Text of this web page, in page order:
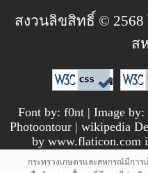
สงวนลิขสิทธิ์ © 2568
ส
Font by: f0nt | Image by:
Photoontour | wikipedia
by www.flaticon.com
กระทรวงเกษตรและสหกรณ์มีการ